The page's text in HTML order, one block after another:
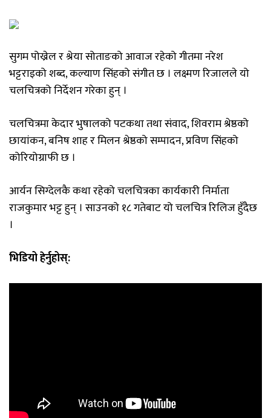
सुगम पोख्रेल र श्रेया सोताङको आवाज रहेको गीतमा नरेश
भट्टराइको शब्द, कल्याण सिंहको संगीत छ । लक्ष्मण रिजालले यो
चलचित्रको निर्देशन गरेका हुन् ।
चलचित्रमा केदार भुषालको पटकथा तथा संवाद, शिवराम श्रेष्ठको
छायांकन, बनिष शाह र मिलन श्रेष्ठको सम्पादन, प्रविण सिंहको
कोरियोग्राफी छ ।
आर्यन सिग्देलकै कथा रहेको चलचित्रका कार्यकारी निर्माता
राजकुमार भट्ट हुन् । साउनको १८ गतेबाट यो चलचित्र रिलिज हुँदैछ
।
भिडियो हेर्नुहोस्: